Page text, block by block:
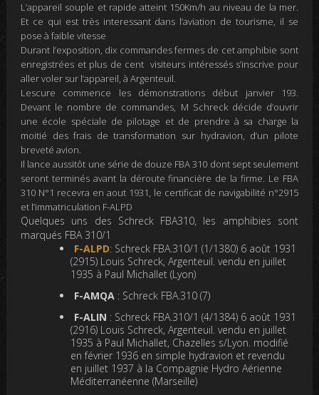
L’appareil souple et rapide atteint 150Km/h au niveau de la mer.
Et ce qui est très interessant dans l’aviation de tourisme, il se
pose à faible vitesse
Durant l’exposition, dix commandes fermes de cet amphibie sont
enregistrées etplus de cent visiteurs intéressés s’inscrive pour
aller voler sur l’appareil, à Argenteuil.
Lescure commence les démonstrations début janvier 193.
Devant le nombre de commandes, M Schreck décide d’ouvrir
une école spéciale de pilotage et de prendre à sa charge la
moitié des frais de transformation sur hydravion, d’un pilote
breveté avion.
Il lanceaussitôt une série de douze FBA 310 dont sept seulement
seront terminés avant la déroute financière de la firme. Le FBA
310 N°1 recevra en aout 1931, le certificat de navigabilité n°2915
et l’immatriculation F-ALPD
Quelques uns des Schreck FBA310, les amphibies sont
marqués FBA 310/1
F-ALPD: Schreck FBA.310/1 (1/1380) 6 août 1931
(2915) Louis Schreck, Argenteuil. vendu en juillet
1935 à Paul Michallet (Lyon)
F-AMQA: Schreck FBA.310 (7)
F-ALIN : Schreck FBA.310/1 (4/1384) 6 août 1931
(2916) Louis Schreck, Argenteuil. vendu en juillet
1935 à Paul Michallet, Chazelles s/Lyon. modifié
en février 1936 en simple hydravion et revendu
en juillet 1937 à la Compagnie Hydro Aérienne
Méditerranéenne (Marseille)